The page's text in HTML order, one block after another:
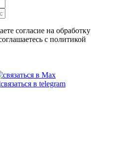
согласие на обработку
c политикой